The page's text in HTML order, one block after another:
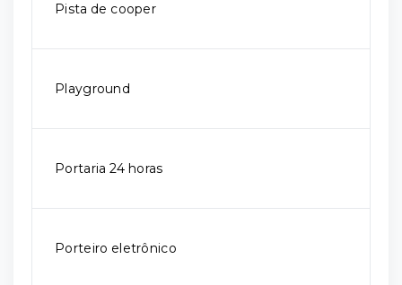
Pista de cooper
Playground
Portaria 24 horas
Porteiro eletrônico